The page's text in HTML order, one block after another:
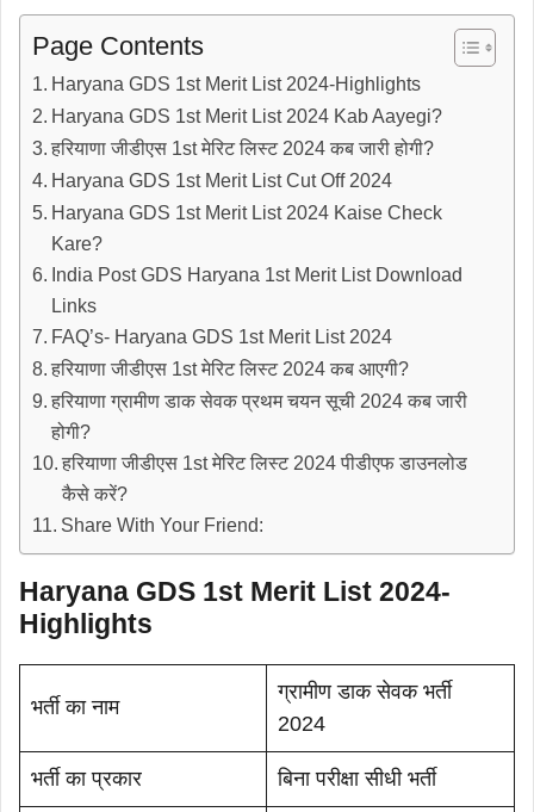
Page Contents
Haryana GDS 1st Merit List 2024-Highlights
Haryana GDS 1st Merit List 2024 Kab Aayegi?
हरियाणा जीडीएस 1st मेरिट लिस्ट 2024 कब जारी होगी?
Haryana GDS 1st Merit List Cut Off 2024
Haryana GDS 1st Merit List 2024 Kaise Check
Kare?
India Post GDS Haryana 1st Merit List Download
Links
FAQ’s- Haryana GDS 1st Merit List 2024
हरियाणा जीडीएस 1st मेरिट लिस्ट 2024 कब आएगी?
हरियाणा ग्रामीण डाक सेवक प्रथम चयन सूची 2024 कब जारी
होगी?
हरियाणा जीडीएस 1st मेरिट लिस्ट 2024 पीडीएफ डाउनलोड
कैसे करें?
Share With Your Friend:
Haryana GDS 1st Merit List 2024-
Highlights
भर्ती का नाम
ग्रामीण डाक सेवक भर्ती
2024
भर्ती का प्रकार बिना परीक्षा सीधी भर्ती